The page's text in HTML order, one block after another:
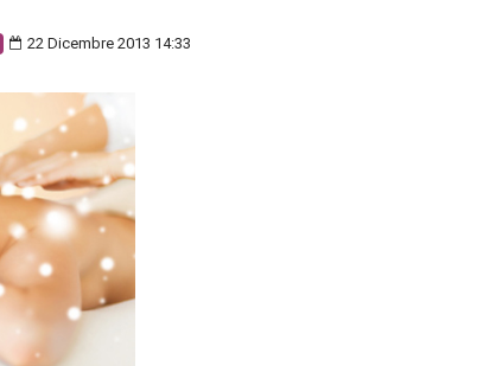
22 Dicembre 2013 14:33